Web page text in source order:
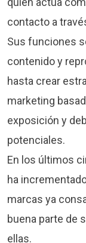
contacto a
Sus funciones
contenido y
hasta crear
marketing
exposición y
potenciales.
En los últimos
ha
marcas ya
buena parte de
ellas.